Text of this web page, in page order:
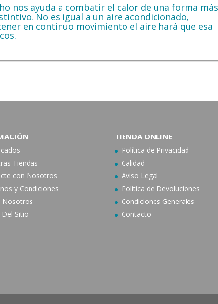
nos ayuda a combatir el calor de una forma más
No es igual a un aire acondicionado,
en continuo movimiento el aire hará que esa
Tiendas
con Nosotros
y Condiciones
Nosotros
Del Sitio
TIENDA ONLINE
Política de Privacidad
Calidad
Aviso Legal
Política de Devoluciones
Condiciones Generales
Contacto